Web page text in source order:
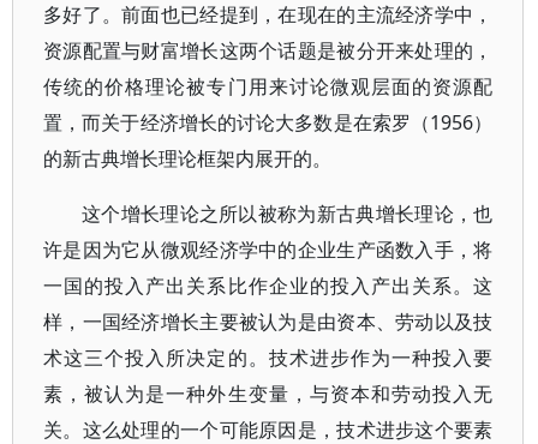
多好了。前面也已经提到，在现在的主流经济学中，
资源配置与财富增长这两个话题是被分开来处理的，
传统的价格理论被专门用来讨论微观层面的资源配
置，而关于经济增长的讨论大多数是在索罗（1956）
的新古典增长理论框架内展开的。
这个增长理论之所以被称为新古典增长理论，也
许是因为它从微观经济学中的企业生产函数入手，将
一国的投入产出关系比作企业的投入产出关系。这
样，一国经济增长主要被认为是由资本、劳动以及技
术这三个投入所决定的。技术进步作为一种投入要
素，被认为是一种外生变量，与资本和劳动投入无
关。这么处理的一个可能原因是，技术进步这个要素